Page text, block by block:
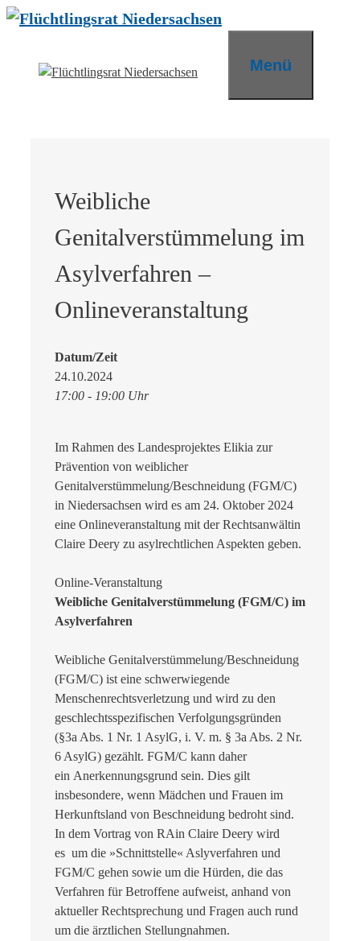
Zum
Menü
Weibliche
Genitalverstümmelung im
Asylverfahren –
Onlineveranstaltung
Datum/Zeit
24.10.2024
17:00 - 19:00 Uhr
Im Rahmen des Landesprojektes Elikia zur
Prävention von weiblicher
Genitalverstümmelung/Beschneidung (FGM/C)
in Niedersachsen wird es am 24. Oktober 2024
eine Onlineveranstaltung mit der Rechtsanwältin
Claire Deery zu asylrechtlichen Aspekten geben.
Online-Veranstaltung
Weibliche Genitalverstümmelung (FGM/C) im
Asylverfahren
Weibliche Genitalverstümmelung/Beschneidung
(FGM/C) ist eine schwerwiegende
Menschenrechtsverletzung und wird zu den
geschlechtsspezifischen Verfolgungsgründen
(§3a Abs. 1 Nr. 1 AsylG, i. V. m. § 3a Abs. 2 Nr.
6 AsylG) gezählt. FGM/C kann daher
ein Anerkennungsgrund sein. Dies gilt
insbesondere, wenn Mädchen und Frauen im
Herkunftsland von Beschneidung bedroht sind.
In dem Vortrag von RAin Claire Deery wird
es um die »Schnittstelle« Aslyverfahren und
FGM/C gehen sowie um die Hürden, die das
Verfahren für Betroffene aufweist, anhand von
aktueller Rechtsprechung und Fragen auch rund
um die ärztlichen Stellungnahmen.